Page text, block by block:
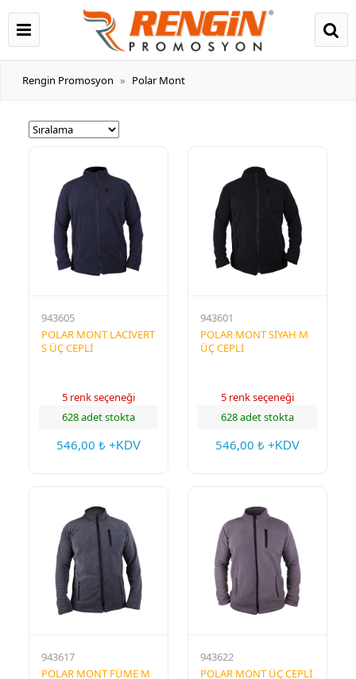
Rengin Promosyon Polar Mont
943605
POLAR MONT LACİVERT
S ÜÇ CEPLİ
5 renk seçeneği
628 adet stokta
546,00 ₺ +KDV
943601
POLAR MONT SİYAH M
ÜÇ CEPLİ
5 renk seçeneği
628 adet stokta
546,00 ₺ +KDV
943617
POLAR MONT FÜME M
943622
POLAR MONT ÜÇ CEPLİ